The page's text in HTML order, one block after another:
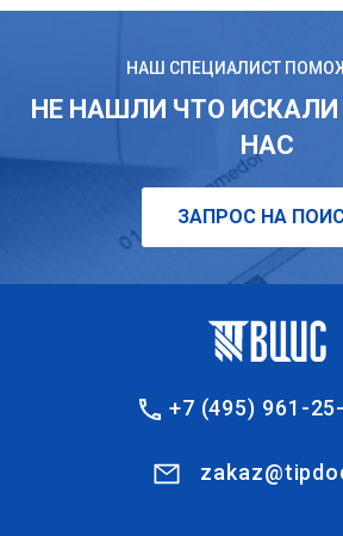
НАШ СПЕЦИАЛИСТ
НЕ НАШЛИ ЧТО ИСКАЛИ
НАС
ЗАПРОС НА
+7 (495) 961-